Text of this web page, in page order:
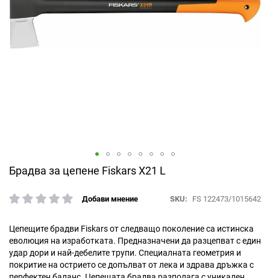
Брадва за цепене Fiskars X21 L
рейтинг:
Добави мнение SKU FS 122473/1015642
Цепещите брадви Fiskars от следващо поколение са истинска
еволюция на изработката. Предназначени да разцепват с един
удар дори и най-дебелите трупи. Специалната геометрия и
покритие на острието се допълват от лека и здрава дръжка с
Преминете
началото
на
със
снимки